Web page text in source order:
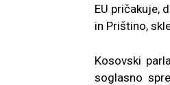
EU pričakuje,
in Prištino,
Kosovski
soglasno